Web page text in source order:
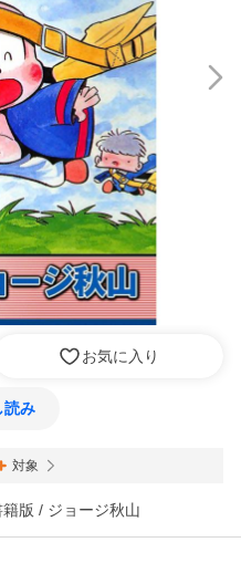
お気に入り
読み
対象
版 / ジョージ秋山